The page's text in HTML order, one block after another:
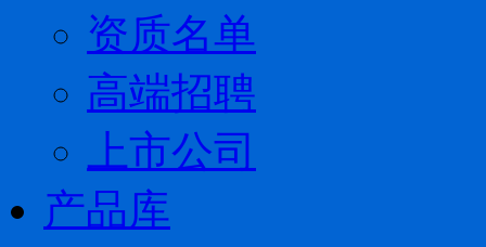
资质名单
高端招聘
上市公司
产品库